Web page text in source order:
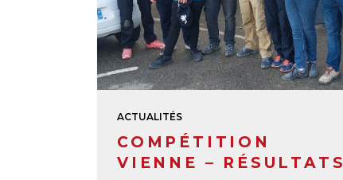
ACTUALITÉS
COMPÉTITION
VIENNE – RÉSULTATS